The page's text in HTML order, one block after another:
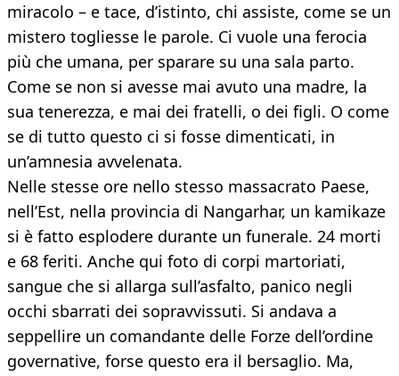
miracolo – e tace, d’istinto, chi assiste, come se un
mistero togliesse le parole. Ci vuole una ferocia
più che umana, per sparare su una sala parto.
Come se non si avesse mai avuto una madre, la
sua tenerezza, e mai dei fratelli, o dei figli. O come
se di tutto questo ci si fosse dimenticati, in
un’amnesia avvelenata.
Nelle stesse ore nello stesso massacrato Paese,
nell’Est, nella provincia di Nangarhar, un kamikaze
si è fatto esplodere durante un funerale. 24 morti
e 68 feriti. Anche qui foto di corpi martoriati,
sangue che si allarga sull’asfalto, panico negli
occhi sbarrati dei sopravvissuti. Si andava a
seppellire un comandante delle Forze dell’ordine
governative, forse questo era il bersaglio. Ma,